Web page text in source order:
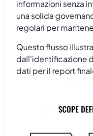
informazioni senza
una solida
regolari per
Questo flusso
dall'identificazione
dati per il report